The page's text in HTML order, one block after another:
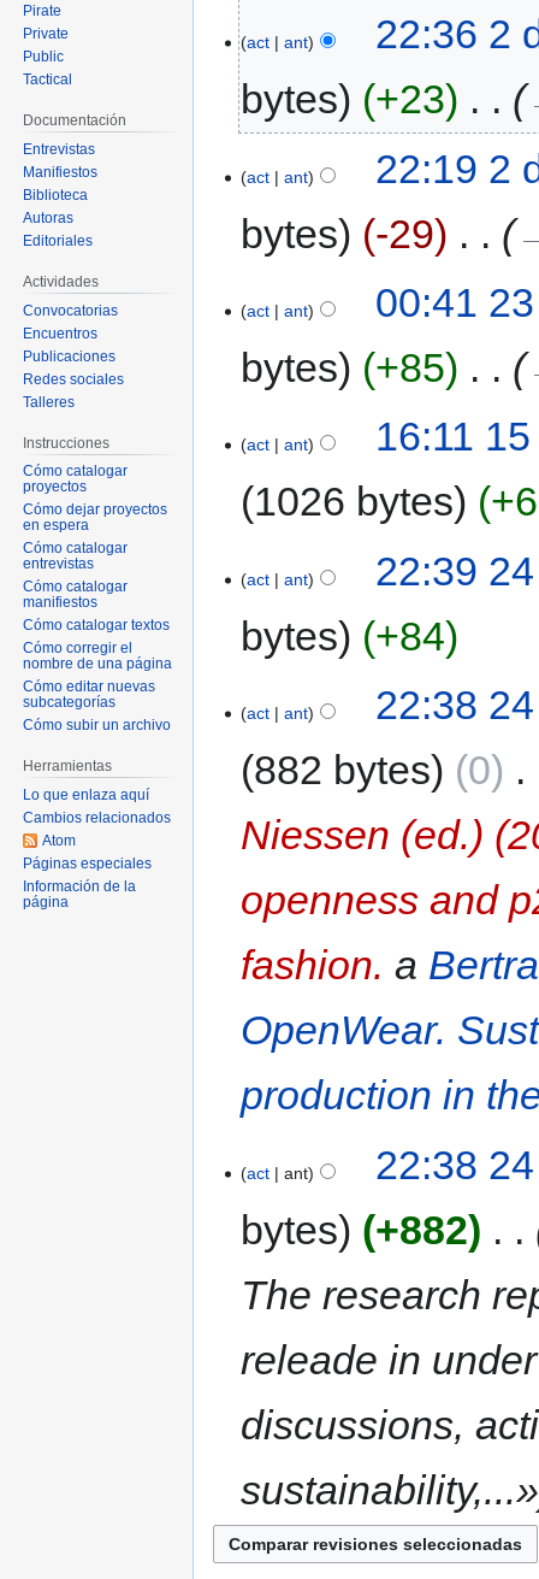
act ant
22:36 2
bytes
+23
act ant
22:19 2
bytes
-29
act ant
00:41
bytes
+85
act ant
16:11
1026 bytes
act ant
22:39
bytes
+84
act ant
22:38
882 bytes
0
Niessen (ed.)
openness and
fashion. a
OpenWear.
production in
act ant
22:38
bytes
+882
The research
releade in
discussions,
sustainability,...»
Pirate
Private
Public
Tactical
Documentación
Entrevistas
Manifiestos
Biblioteca
Autoras
Editoriales
Actividades
Convocatorias
Encuentros
Publicaciones
Redes sociales
Talleres
Instrucciones
Cómo catalogar
proyectos
Cómo dejar proyectos
en espera
Cómo catalogar
entrevistas
Cómo catalogar
manifiestos
Cómo catalogar textos
Cómo corregir el
nombre de una página
Cómo editar nuevas
subcategorías
Cómo subir un archivo
Herramientas
Lo que enlaza aquí
Cambios relacionados
Atom
Páginas especiales
Información de la
página